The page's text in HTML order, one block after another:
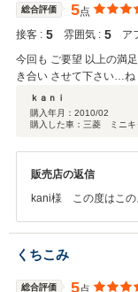
総合評価 5点
接客 : 5 雰囲気 : 5 ア
今回も ご要望 以上の満足感
き合い させて下さい…ね
ｋａｎｉ
購入年月： 2010/02
購入した車：三菱 ミニ
販売店の返信
kani様 この度はこの
いうか 家族』・・・
われるようなアット
すので今後とも末永
くちこみ
総合評価 5点